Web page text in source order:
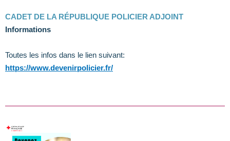
CADET DE LA RÉPUBLIQUE POLICIER ADJOINT
Informations
Toutes les infos dans le lien suivant:
https://www.devenirpolicier.fr/